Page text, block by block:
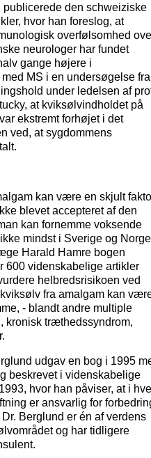
den schweiziske
hvor han foreslog, at
overfølsomhed
neurologer har fundet
gange højere i
MS i en undersøgelse fra
under ledelsen af
at kviksølvindholdet på
ekstremt forhøjet i det
ved, at sygdommens
kan være en skjult
blevet accepteret af den
kan fornemme voksende
mindst i Sverige og
Harald Hamre bogen
600 videnskabelige artikler
helbredsrisikoen ved
fra amalgam kan
- blandt andre multiple
kronisk træthedssyndrom,
udgav en bog i 1995
beskrevet i videnskabelige
hvor han påviser, at i
er ansvarlig for
Berglund er én af verdens
og har tidligere